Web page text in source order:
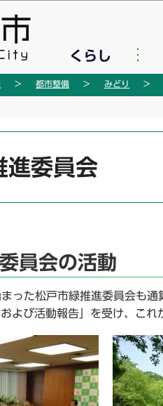
くらし
都市整備 みどり
進委員会
員会の活動
った松戸市緑推進委員会も
よび活動報告」を受け、これ